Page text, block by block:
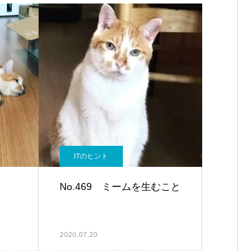
ITのヒント
No.469 ミームを生むこと
2020.07.20